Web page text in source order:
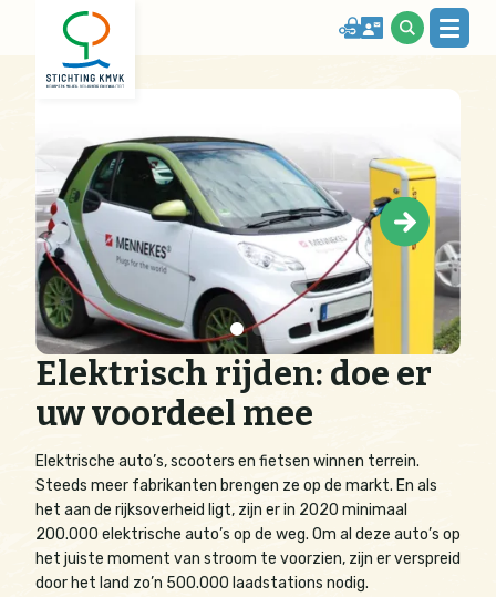
Elektrisch rijden: doe er
uw voordeel mee
Elektrische auto’s, scooters en fietsen winnen terrein.
Steeds meer fabrikanten brengen ze op de markt. En als
het aan de rijksoverheid ligt, zijn er in 2020 minimaal
200.000 elektrische auto’s op de weg. Om al deze auto’s op
het juiste moment van stroom te voorzien, zijn er verspreid
door het land zo’n 500.000 laadstations nodig.